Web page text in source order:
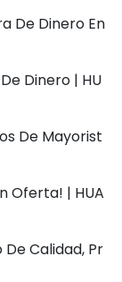
De Dinero En
Dinero | HU
De Mayorist
Oferta! | HUA
Calidad, Pr